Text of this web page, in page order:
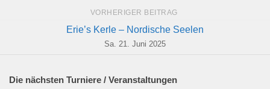
VORHERIGER BEITRAG
Erie’s Kerle – Nordische Seelen
Sa. 21. Juni 2025
Die nächsten Turniere / Veranstaltungen